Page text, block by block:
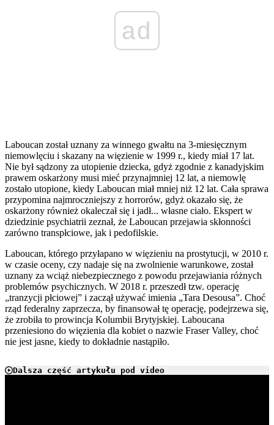
ad
Laboucan został uznany za winnego gwałtu na 3-miesięcznym
niemowlęciu i skazany na więzienie w 1999 r., kiedy miał 17 lat.
Nie był sądzony za utopienie dziecka, gdyż zgodnie z kanadyjskim
prawem oskarżony musi mieć przynajmniej 12 lat, a niemowlę
zostało utopione, kiedy Laboucan miał mniej niż 12 lat. Cała sprawa
przypomina najmroczniejszy z horrorów, gdyż okazało się, że
oskarżony również okaleczał się i jadł... własne ciało. Ekspert w
dziedzinie psychiatrii zeznał, że Laboucan przejawia skłonności
zarówno transpłciowe, jak i pedofilskie.
Laboucan, którego przyłapano w więzieniu na prostytucji, w 2010 r.
w czasie oceny, czy nadaje się na zwolnienie warunkowe, został
uznany za wciąż niebezpiecznego z powodu przejawiania różnych
problemów psychicznych. W 2018 r. przeszedł tzw. operację
„tranzycji płciowej” i zaczął używać imienia „Tara Desousa”. Choć
rząd federalny zaprzecza, by finansował tę operację, podejrzewa się,
że zrobiła to prowincja Kolumbii Brytyjskiej. Laboucana
przeniesiono do więzienia dla kobiet o nazwie Fraser Valley, choć
nie jest jasne, kiedy to dokładnie nastąpiło.
Dalsza część artykułu pod video